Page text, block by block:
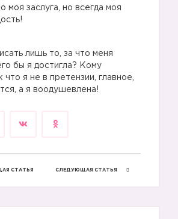
1️⃣
моя заслуга, но всегда моя
лишь то, за что меня
бы я достигла? Кому
что я не в претензии, главное,
а я воодушевлена!
СТАТЬЯ СЛЕДУЮЩАЯ СТАТЬЯ